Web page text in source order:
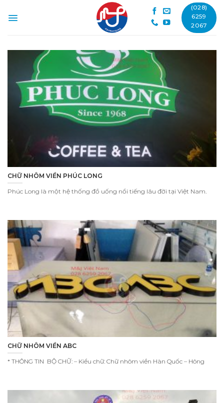
(028)
6259
2067
CHỮ NHÔM VIỀN PHÚC LONG
Phúc Long là một hệ thống đồ uống nổi tiếng lâu đời tại Việt Nam.
CHỮ NHÔM VIỀN ABC
* THÔNG TIN BỘ CHỮ: – Kiểu chữ: Chữ nhôm viền Hàn Quốc – Hông